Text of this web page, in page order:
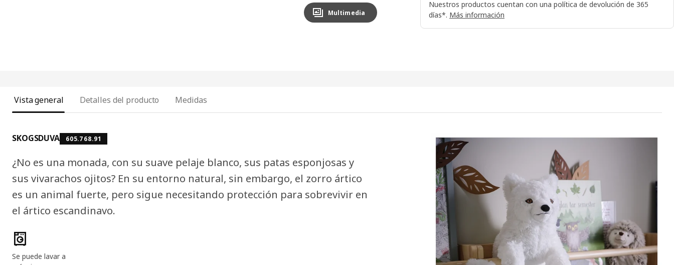
Multimedia
Nuestros productos cuentan con una política de devolución de 365
días*. Más información
Vista general Detalles del producto Medidas
SKOGSDUVA 605.768.91
¿No es una monada, con su suave pelaje blanco, sus patas esponjosas y
sus vivarachos ojitos? En su entorno natural, sin embargo, el zorro ártico
es un animal fuerte, pero sigue necesitando protección para sobrevivir en
el ártico escandinavo.
Características del producto
Se puede lavar a